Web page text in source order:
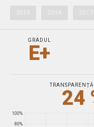
GRADUL
E+
24
80%
100%